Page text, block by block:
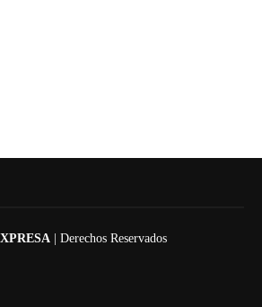
| Derechos Reservados